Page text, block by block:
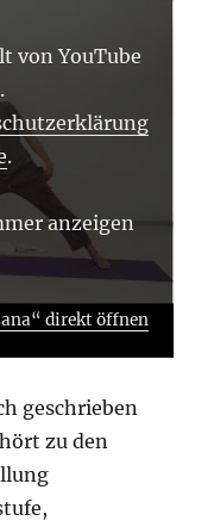
von YouTube
.
anzeigen
direkt öffnen
geschrieben
zu den